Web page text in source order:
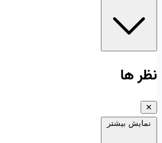
نظر ها
✕
نمایش بیشتر